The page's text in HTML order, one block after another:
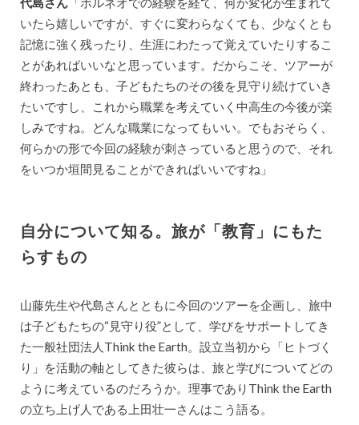
いたら嬉しいですが、すぐに変わらなくても、少なくとも
記憶に強く残ったり、生涯にわたって覚えていたりするこ
とがあればいいなと思っています。だからこそ、ツアーが
終わったあとも、子どもたちのその後を見守り続けていき
たいですし、これから職業を考えていく中高生の今後が楽
しみですね。どんな職業になってもいい。でもおそらく、
何らかの形で今回の経験が刺さっていると思うので、それ
をいつか垣間見ることができればいいですね」
自分について知る。旅が「教育」にもた
らすもの
山藤先生や代島さんとともに今回のツアーを企画し、旅中
は子どもたちの“見守り役”として、学びをサポートしてき
た一般社団法人Think the Earth。設立当初から「ヒトづく
り」を活動の軸としてきた彼らは、旅と学びについてどの
ように考えているのだろうか。理事でありThink the Earth
の立ち上げ人である上田壮一さんはこう語る。